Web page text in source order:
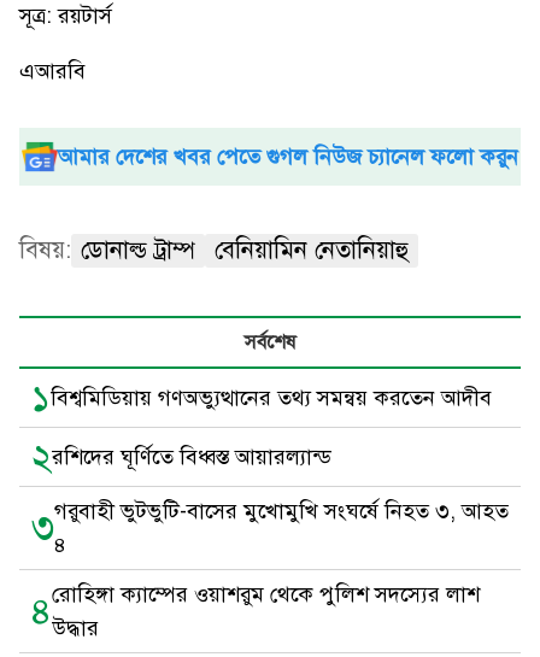
সূত্র: রয়টার্স
এআরবি
আমার দেশের খবর পেতে গুগল নিউজ চ্যানেল ফলো করুন
বিষয়: ডোনাল্ড ট্রাম্প বেনিয়ামিন নেতানিয়াহু
সর্বশেষ
১বিশ্বমিডিয়ায় গণঅভ্যুত্থানের তথ্য সমন্বয় করতেন আদীব
২রশিদের ঘূর্ণিতে বিধ্বস্ত আয়ারল্যান্ড
৩গরুবাহী ভুটভুটি-বাসের মুখোমুখি সংঘর্ষে নিহত ৩, আহত
৪
৪রোহিঙ্গা ক্যাম্পের ওয়াশরুম থেকে পুলিশ সদস্যের লাশ
উদ্ধার